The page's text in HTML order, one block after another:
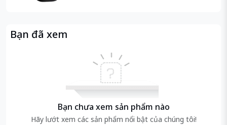
Bạn đã xem
Bạn chưa xem sản phẩm nào
Hãy lướt xem các sản phẩm nổi bật của chúng tôi!